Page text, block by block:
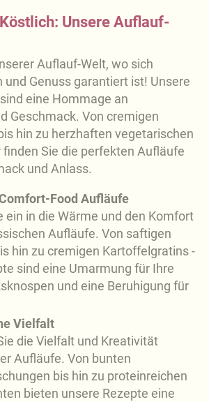
Unsere Auflauf-
Auflauf-Welt, wo sich
und Genuss garantiert ist! Unsere
eine Hommage an
Geschmack. Von cremigen
hin zu herzhaften vegetarischen
finden Sie die perfekten Aufläufe
und Anlass.
Food Aufläufe
ein in die Wärme und den Komfort
Aufläufe. Von saftigen
hin zu cremigen Kartoffelgratins -
sind eine Umarmung für Ihre
und eine Beruhigung für
Vielfalt
die Vielfalt und Kreativität
Aufläufe. Von bunten
bis hin zu proteinreichen
bieten unsere Rezepte eine